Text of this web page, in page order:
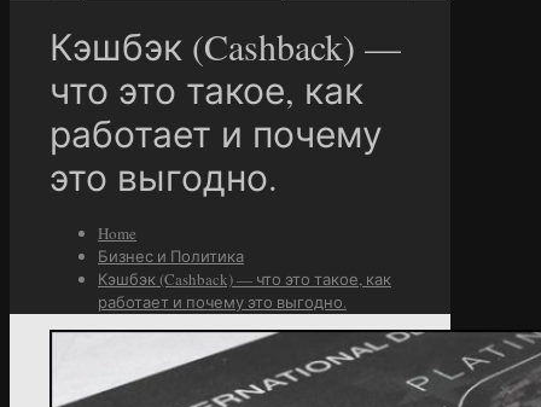
Кэшбэк (Cashback) —
что это такое, как
работает и почему
это выгодно.
Home
Бизнес и Политика
Кэшбэк (Cashback) — что это такое, как
работает и почему это выгодно.